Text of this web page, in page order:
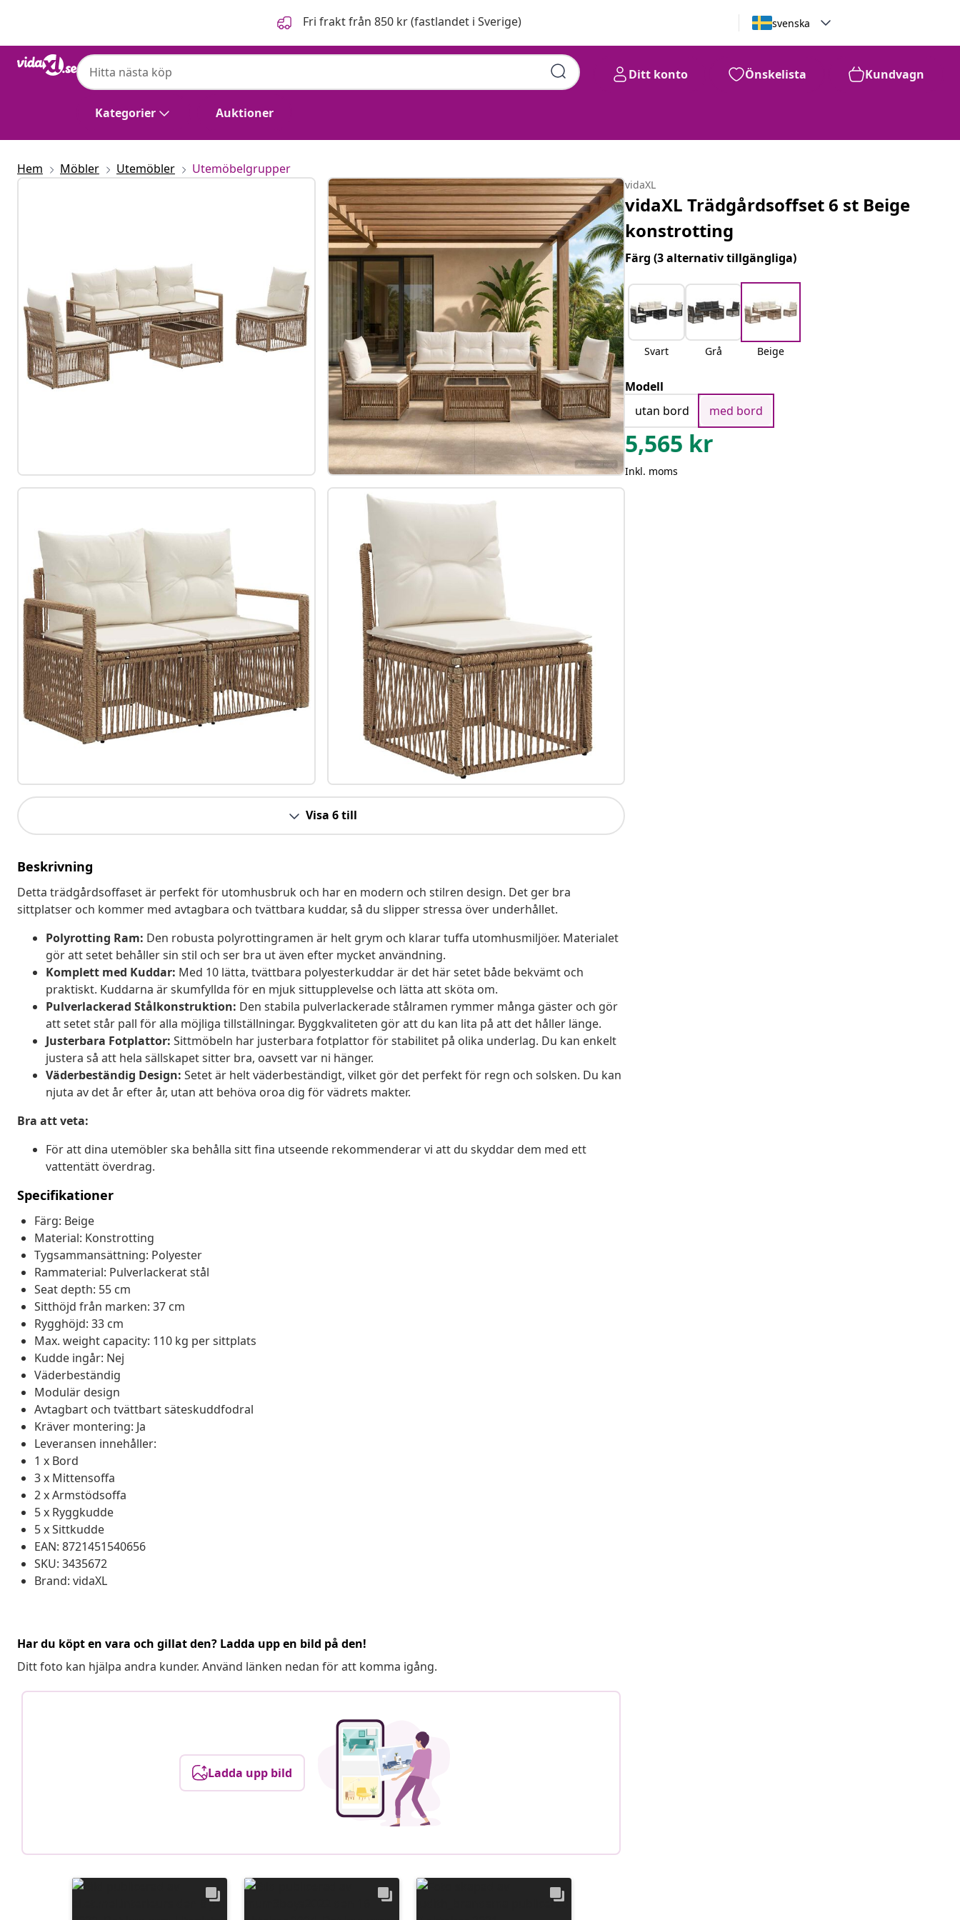
Fri frakt från 850 kr (fastlandet i Sverige) svenska
Kategorier Auktioner
Ditt konto Önskelista Kundvagn
Hem Möbler Utemöbler Utemöbelgrupper
Visa 6 till
Beskrivning
Detta trädgårdsoffaset är perfekt för utomhusbruk och har en modern och stilren design. Det ger bra
sittplatser och kommer med avtagbara och tvättbara kuddar, så du slipper stressa över underhållet.
Polyrotting Ram: Den robusta polyrottingramen är helt grym och klarar tuffa utomhusmiljöer. Materialet
gör att setet behåller sin stil och ser bra ut även efter mycket användning.
Komplett med Kuddar: Med 10 lätta, tvättbara polyesterkuddar är det här setet både bekvämt och
praktiskt. Kuddarna är skumfyllda för en mjuk sittupplevelse och lätta att sköta om.
Pulverlackerad Stålkonstruktion: Den stabila pulverlackerade stålramen rymmer många gäster och gör
att setet står pall för alla möjliga tillställningar. Byggkvaliteten gör att du kan lita på att det håller länge.
Justerbara Fotplattor: Sittmöbeln har justerbara fotplattor för stabilitet på olika underlag. Du kan enkelt
justera så att hela sällskapet sitter bra, oavsett var ni hänger.
Väderbeständig Design: Setet är helt väderbeständigt, vilket gör det perfekt för regn och solsken. Du kan
njuta av det år efter år, utan att behöva oroa dig för vädrets makter.
Bra att veta:
För att dina utemöbler ska behålla sitt fina utseende rekommenderar vi att du skyddar dem med ett
vattentätt överdrag.
Specifikationer
Färg: Beige
Material: Konstrotting
Tygsammansättning: Polyester
Rammaterial: Pulverlackerat stål
Seat depth: 55 cm
Sitthöjd från marken: 37 cm
Rygghöjd: 33 cm
Max. weight capacity: 110 kg per sittplats
Kudde ingår: Nej
Väderbeständig
Modulär design
Avtagbart och tvättbart säteskuddfodral
Kräver montering: Ja
Leveransen innehåller:
1 x Bord
3 x Mittensoffa
2 x Armstödsoffa
5 x Ryggkudde
5 x Sittkudde
EAN: 8721451540656
SKU: 3435672
Brand: vidaXL
Har du köpt en vara och gillat den? Ladda upp en bild på den!
Ditt foto kan hjälpa andra kunder. Använd länken nedan för att komma igång.
Ladda upp bild
vidaXL
vidaXL Trädgårdsoffset 6 st Beige
konstrotting
Färg(3 alternativ tillgängliga)
Svart Grå Beige
Modell
utan bord
med bord
5,565 kr
Inkl. moms